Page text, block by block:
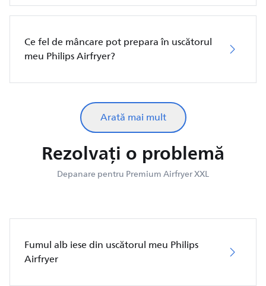
Ce fel de mâncare pot prepara în uscătorul
meu Philips Airfryer?
Arată mai mult
Rezolvați o problemă
Depanare pentru Premium Airfryer XXL
Fumul alb iese din uscătorul meu Philips
Airfryer